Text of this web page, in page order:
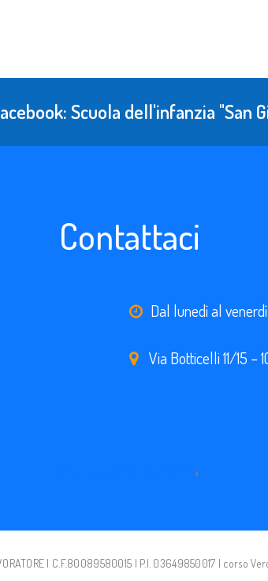
Scuola dell'infanzia "San
Contattaci
Dal lunedì al
Via Botticelli 11/15 –
| C.F.80089580015 | P.I. 03649850017 | corso